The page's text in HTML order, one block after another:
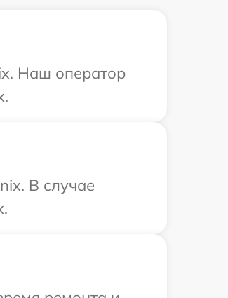
Наш оператор
В случае